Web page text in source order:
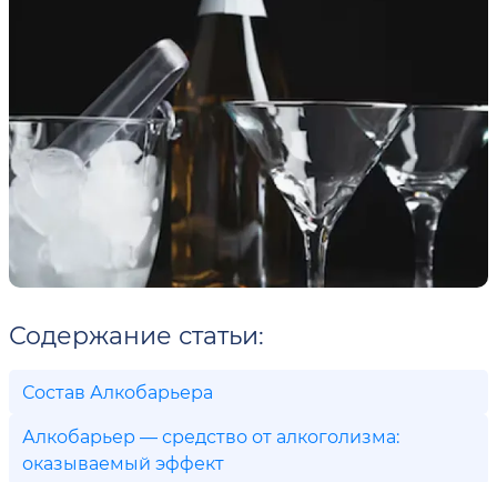
Содержание статьи:
Состав Алкобарьера
Алкобарьер — средство от алкоголизма:
оказываемый эффект